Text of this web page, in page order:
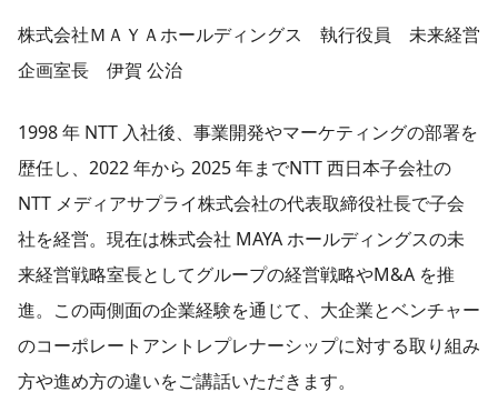
株式会社ＭＡＹＡホールディングス 執行役員 未来経営
企画室長 伊賀 公治
1998 年 NTT 入社後、事業開発やマーケティングの部署を
歴任し、2022 年から 2025 年までNTT 西日本子会社の
NTT メディアサプライ株式会社の代表取締役社長で子会
社を経営。現在は株式会社 MAYA ホールディングスの未
来経営戦略室長としてグループの経営戦略やM&A を推
進。この両側面の企業経験を通じて、大企業とベンチャー
のコーポレートアントレプレナーシップに対する取り組み
方や進め方の違いをご講話いただきます。